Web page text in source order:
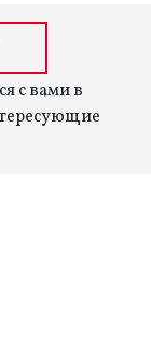
с вами в